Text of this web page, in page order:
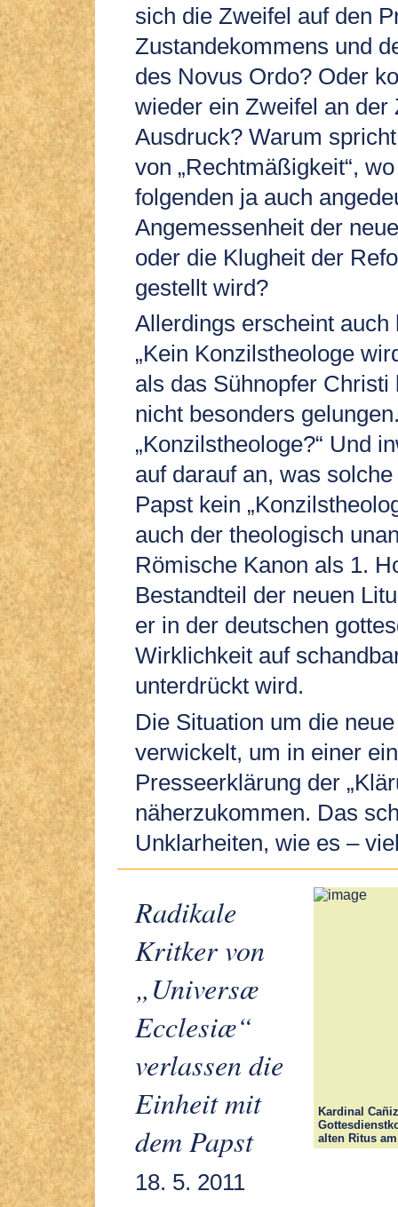
sich die Zweifel auf den
Zustandekommens und
des Novus Ordo? Oder
wieder ein Zweifel an der
Ausdruck? Warum
von „Rechtmäßigkeit“,
folgenden ja auch
Angemessenheit der
oder die Klugheit der
gestellt wird?
Allerdings erscheint auch
„Kein Konzilstheologe
als das Sühnopfer Christi
nicht besonders
„Konzilstheologe?“ Und
auf darauf an, was
Papst kein
auch der theologisch
Römische Kanon als 1.
Bestandteil der neuen
er in der deutschen
Wirklichkeit auf
unterdrückt wird.
Die Situation um die
verwickelt, um in einer
Presseerklärung der
näherzukommen. Das
Unklarheiten, wie es –
Kardinal
alten Ritus
Radikale
Kritker von
„Universæ
Ecclesiæ“
verlassen die
Einheit mit
dem Papst
18. 5. 2011